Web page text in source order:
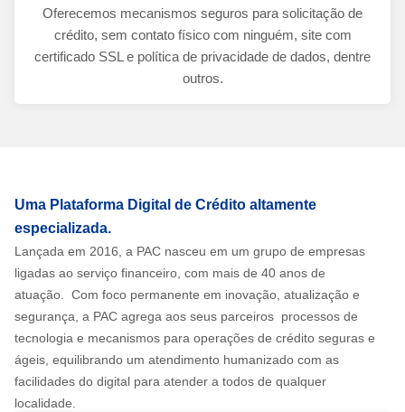
Oferecemos mecanismos seguros para solicitação de
crédito, sem contato físico com ninguém, site com
certificado SSL e política de privacidade de dados, dentre
outros.
Uma Plataforma Digital de Crédito altamente
especializada.
Lançada em 2016, a PAC nasceu em um grupo de empresas
ligadas ao serviço financeiro, com mais de 40 anos de
atuação. Com foco permanente em inovação, atualização e
segurança, a PAC agrega aos seus parceiros processos de
tecnologia e mecanismos para operações de crédito seguras e
ágeis, equilibrando um atendimento humanizado com as
facilidades do digital para atender a todos de qualquer
localidade.